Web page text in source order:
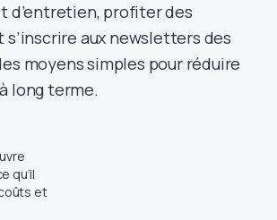
d’entretien, profiter des
aux newsletters des
moyens simples pour réduire
long terme.
qu’il
et